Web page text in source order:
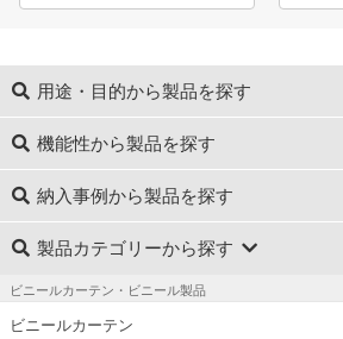
用途・目的から製品を探す
機能性から製品を探す
納入事例から製品を探す
製品カテゴリーから探す
ビニールカーテン・ビニール製品
ビニールカーテン